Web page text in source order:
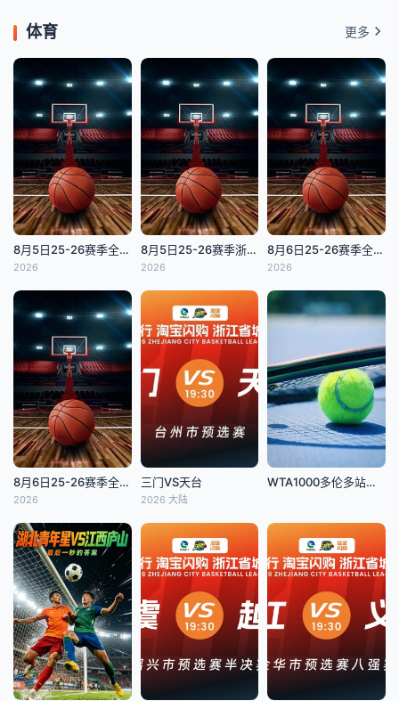
体育 更多
8月5日25-26赛季全国青年篮球联赛 广东宏远99VS64天津荣钢
2026
8月5日25-26赛季浙BA 三门59VS57天台
2026
8月6日25-26赛季全国青年篮球联赛 山东山高87VS62福建浔兴
2026
8月6日25-26赛季全国青年篮球联赛 浙江稠州银行82VS110浙江广厦
2026
三门VS天台
2026 大陆
WTA1000多伦多站女单第二轮：贝莱克VS斯瓦泰克